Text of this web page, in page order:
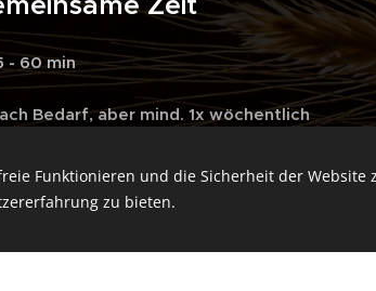
- 60 min
Bedarf, aber mind. 1x wöchentlich
mit Kind
Funktionieren und die Sicherheit der Website
zu bieten.